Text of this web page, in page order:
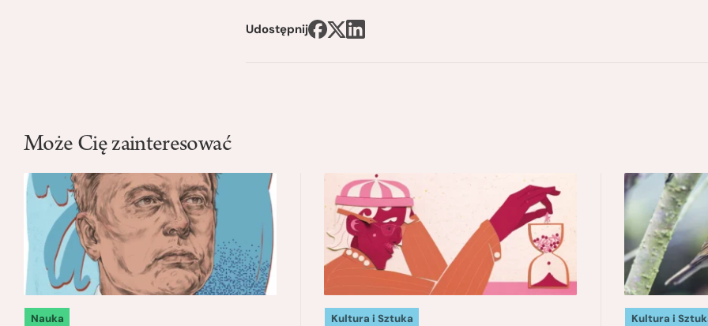
Udostępnij
Może Cię zainteresować
Nauka Kultura i Sztuka Kultura i